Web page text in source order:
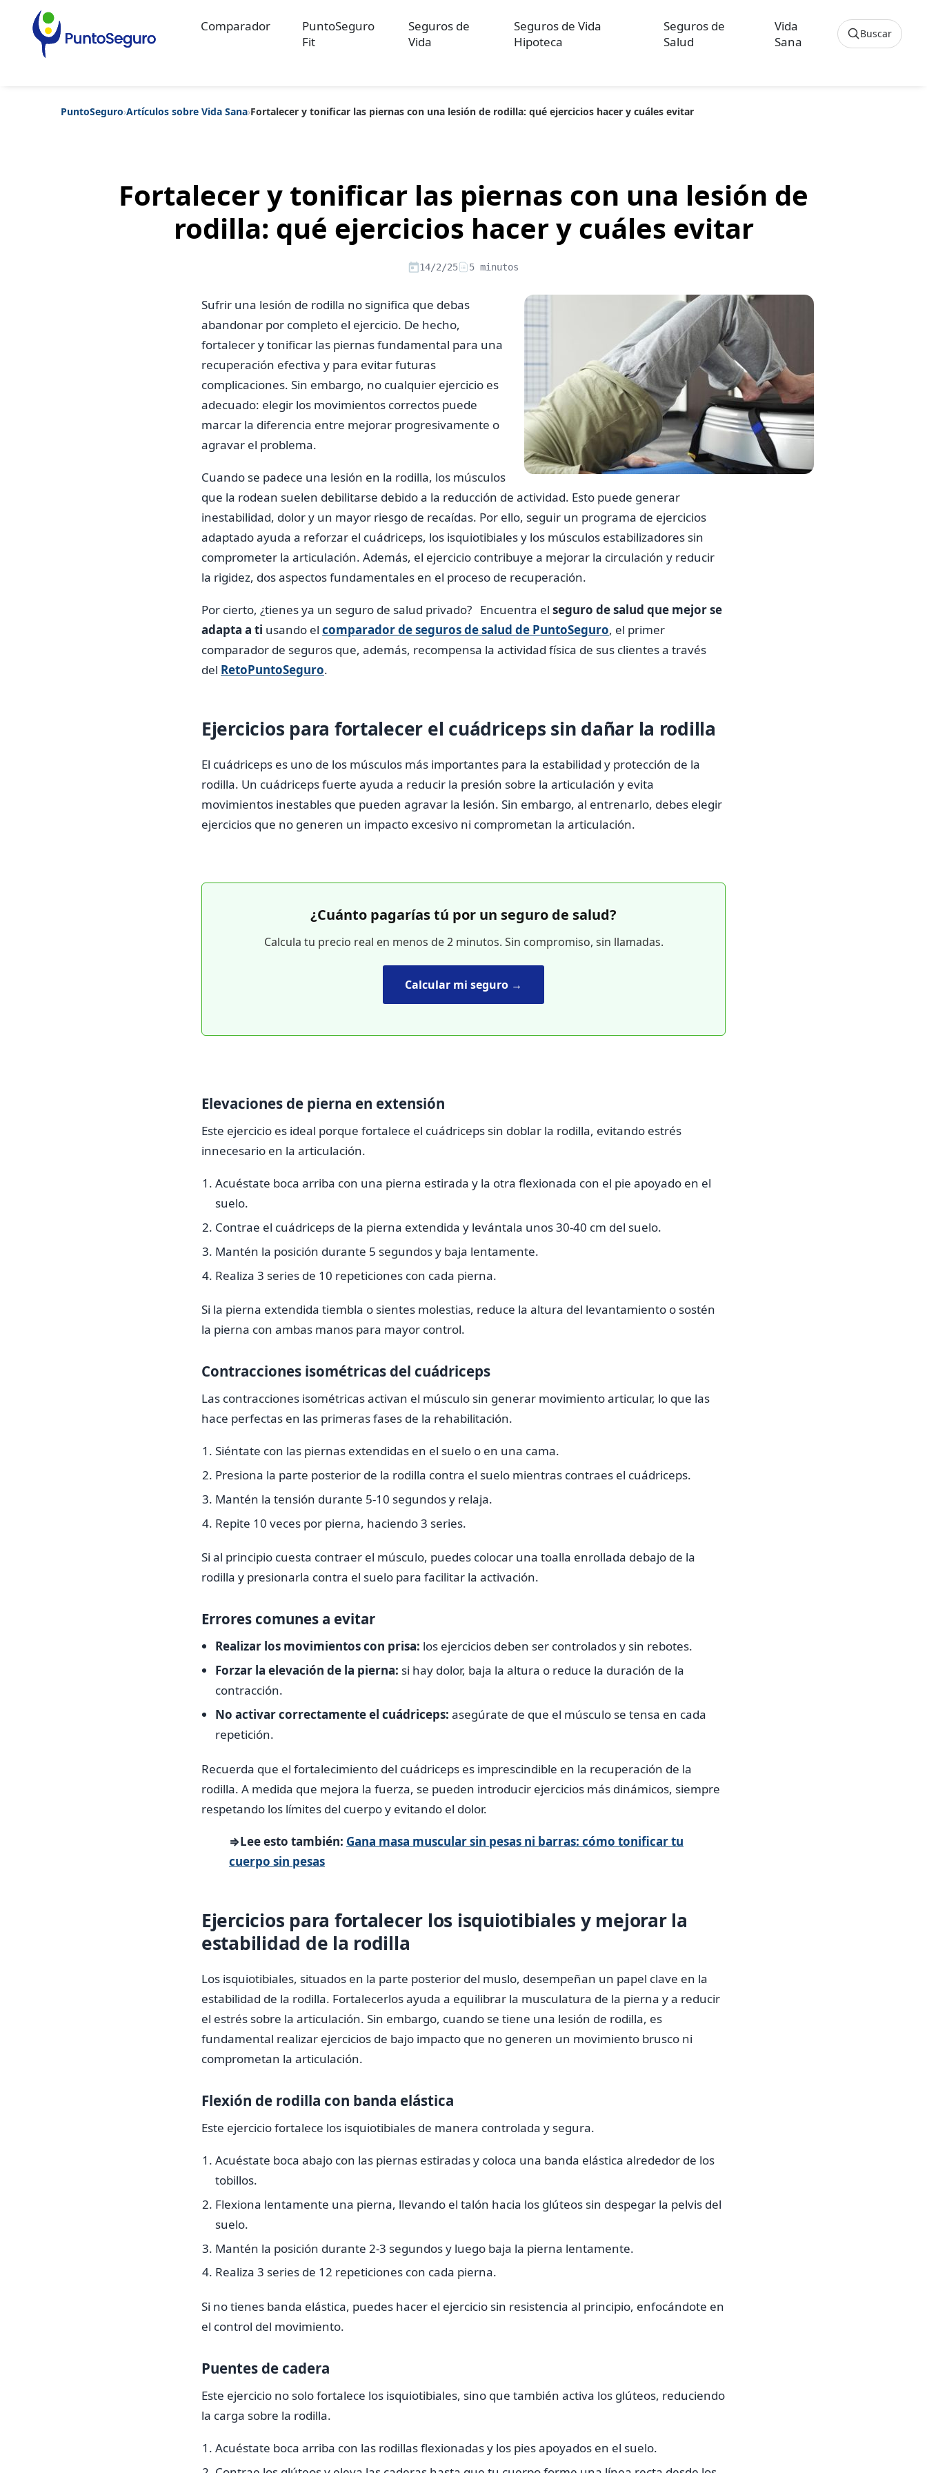
Comparador
PuntoSeguro
Fit
Seguros de
Vida
Seguros de Vida
Hipoteca
Seguros de
Salud
Vida
Sana
Buscar
PuntoSeguro›Artículos sobre Vida Sana›Fortalecer y tonificar las piernas con una lesión de rodilla: qué ejercicios hacer y cuáles evitar
Fortalecer y tonificar las piernas con una lesión de
rodilla: qué ejercicios hacer y cuáles evitar
14/2/25 5 minutos
Sufrir una lesión de rodilla no significa que debas
abandonar por completo el ejercicio. De hecho,
fortalecer y tonificar las piernas fundamental para una
recuperación efectiva y para evitar futuras
complicaciones. Sin embargo, no cualquier ejercicio es
adecuado: elegir los movimientos correctos puede
marcar la diferencia entre mejorar progresivamente o
agravar el problema.
Cuando se padece una lesión en la rodilla, los músculos
que la rodean suelen debilitarse debido a la reducción de actividad. Esto puede generar
inestabilidad, dolor y un mayor riesgo de recaídas. Por ello, seguir un programa de ejercicios
adaptado ayuda a reforzar el cuádriceps, los isquiotibiales y los músculos estabilizadores sin
comprometer la articulación. Además, el ejercicio contribuye a mejorar la circulación y reducir
la rigidez, dos aspectos fundamentales en el proceso de recuperación.
Por cierto, ¿tienes ya un seguro de salud privado? Encuentra el seguro de salud que mejor se
adapta a ti usando el comparador de seguros de salud de PuntoSeguro, el primer
comparador de seguros que, además, recompensa la actividad física de sus clientes a través
del RetoPuntoSeguro.
Ejercicios para fortalecer el cuádriceps sin dañar la rodilla
El cuádriceps es uno de los músculos más importantes para la estabilidad y protección de la
rodilla. Un cuádriceps fuerte ayuda a reducir la presión sobre la articulación y evita
movimientos inestables que pueden agravar la lesión. Sin embargo, al entrenarlo, debes elegir
ejercicios que no generen un impacto excesivo ni comprometan la articulación.
¿Cuánto pagarías tú por un seguro de salud?
Calcula tu precio real en menos de 2 minutos. Sin compromiso, sin llamadas.
Calcular mi seguro →
Elevaciones de pierna en extensión
Este ejercicio es ideal porque fortalece el cuádriceps sin doblar la rodilla, evitando estrés
innecesario en la articulación.
Acuéstate boca arriba con una pierna estirada y la otra flexionada con el pie apoyado en el
suelo.
Contrae el cuádriceps de la pierna extendida y levántala unos 30-40 cm del suelo.
Mantén la posición durante 5 segundos y baja lentamente.
Realiza 3 series de 10 repeticiones con cada pierna.
Si la pierna extendida tiembla o sientes molestias, reduce la altura del levantamiento o sostén
la pierna con ambas manos para mayor control.
Contracciones isométricas del cuádriceps
Las contracciones isométricas activan el músculo sin generar movimiento articular, lo que las
hace perfectas en las primeras fases de la rehabilitación.
Siéntate con las piernas extendidas en el suelo o en una cama.
Presiona la parte posterior de la rodilla contra el suelo mientras contraes el cuádriceps.
Mantén la tensión durante 5-10 segundos y relaja.
Repite 10 veces por pierna, haciendo 3 series.
Si al principio cuesta contraer el músculo, puedes colocar una toalla enrollada debajo de la
rodilla y presionarla contra el suelo para facilitar la activación.
Errores comunes a evitar
Realizar los movimientos con prisa: los ejercicios deben ser controlados y sin rebotes.
Forzar la elevación de la pierna: si hay dolor, baja la altura o reduce la duración de la
contracción.
No activar correctamente el cuádriceps: asegúrate de que el músculo se tensa en cada
repetición.
Recuerda que el fortalecimiento del cuádriceps es imprescindible en la recuperación de la
rodilla. A medida que mejora la fuerza, se pueden introducir ejercicios más dinámicos, siempre
respetando los límites del cuerpo y evitando el dolor.
⇒Lee esto también: Gana masa muscular sin pesas ni barras: cómo tonificar tu
cuerpo sin pesas
Ejercicios para fortalecer los isquiotibiales y mejorar la
estabilidad de la rodilla
Los isquiotibiales, situados en la parte posterior del muslo, desempeñan un papel clave en la
estabilidad de la rodilla. Fortalecerlos ayuda a equilibrar la musculatura de la pierna y a reducir
el estrés sobre la articulación. Sin embargo, cuando se tiene una lesión de rodilla, es
fundamental realizar ejercicios de bajo impacto que no generen un movimiento brusco ni
comprometan la articulación.
Flexión de rodilla con banda elástica
Este ejercicio fortalece los isquiotibiales de manera controlada y segura.
Acuéstate boca abajo con las piernas estiradas y coloca una banda elástica alrededor de los
tobillos.
Flexiona lentamente una pierna, llevando el talón hacia los glúteos sin despegar la pelvis del
suelo.
Mantén la posición durante 2-3 segundos y luego baja la pierna lentamente.
Realiza 3 series de 12 repeticiones con cada pierna.
Si no tienes banda elástica, puedes hacer el ejercicio sin resistencia al principio, enfocándote en
el control del movimiento.
Puentes de cadera
Este ejercicio no solo fortalece los isquiotibiales, sino que también activa los glúteos, reduciendo
la carga sobre la rodilla.
Acuéstate boca arriba con las rodillas flexionadas y los pies apoyados en el suelo.